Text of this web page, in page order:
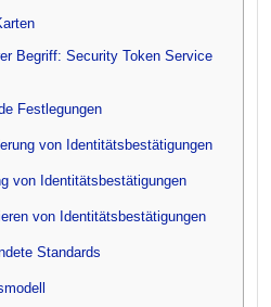
Begriff: Security Token Service
Festlegungen
von Identitätsbestätigungen
von Identitätsbestätigungen
von Identitätsbestätigungen
Standards